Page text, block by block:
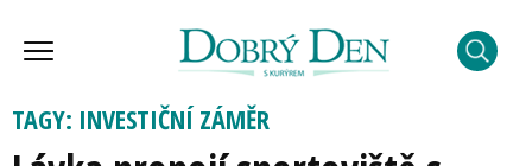
TAGY: INVESTIČNÍ ZÁMĚR